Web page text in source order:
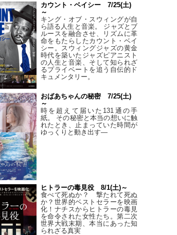
カウント・ベイシー 7/25(土)
～
キング・オブ・スウィングが自
ら語る人生と音楽。 ジャズとブ
ルースを融合させ、リズムに革
命をもたらしたカウント・ベイ
シー。スウィングジャズの黄金
時代を築いたジャズピアニスト
の人生と音楽、そして知られざ
るプライベートを追う自伝的ド
キュメンタリー。
おばあちゃんの秘密 7/25(土)
～
時を超えて届いた131通の手
紙。 その秘密と本当の想いに触
れたとき、止まっていた時間が
ゆっくりと動き出す―
ヒトラーの毒見役 8/1(土)～
食べて死ぬか？ 撃たれて死ぬ
か？世界的ベストセラーを映画
化！ナチスからヒトラーの毒見
を命令された女性たち。第二次
世界大戦末期、本当にあった知
られざる真実